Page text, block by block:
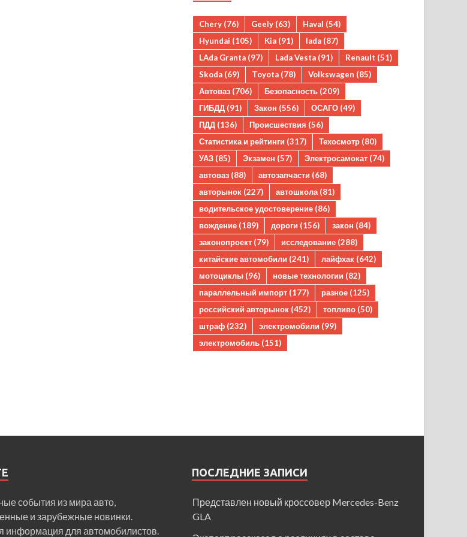
Chery (76) Geely (63) Haval (54)
Hyundai (105) Kia (91) lada (87)
LAda Granta (97) Lada Vesta (91) Renault (51)
Skoda (69) Toyota (78) Volkswagen (85)
Автоваз (706) Безопасность (209)
ГИБДД (91) Закон (556) ОСАГО (49)
ПДД (136) Происшествия (56)
Статистика и рейтинги (317) Техосмотр (80)
УАЗ (85) Экзамен (57) Электросамокат (74)
автоваз (88) автозапчасти (68)
авторынок (227) автошкола (81)
водительское удостоверение (86)
вождение (189) дороги (156) закон (84)
законопроект (79) исследование (288)
китайские автомобили (241) лайфхак (642)
мотоциклы (96) новые технологии (82)
параллельный импорт (177) разное (125)
российский авторынок (452) топливо (50)
штраф (232) электромобили (99)
электромобиль (151)
события из мира авто,
и зарубежные новинки.
информация для автомобилистов.
ПОСЛЕДНИЕ ЗАПИСИ
Представлен новый кроссовер Mercedes-Benz
GLA